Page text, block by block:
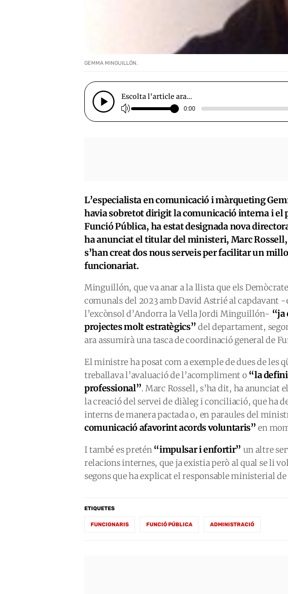
GEMMA MINGUILLÓN.
Escolta l'article ara…
0:00
L’especialista en comunicació i màrqueting
havia sobretot dirigit la comunicació interna i el
Funció Pública, ha estat designada nova
ha anunciat el titular del ministeri, Marc
s’han creat dos nous serveis per facilitar un
funcionariat.
Minguillón, que va anar a la llista que els
comunals del 2023 amb David Astrié al capdavant
l’excònsol d’Andorra la Vella Jordi Minguillón- “ja
projectes molt estratègics”del departament,
ara assumirà una tasca de coordinació general de
El ministre ha posat com a exemple de dues de les
treballava l’avaluació de l’acompliment o“la
professional”. Marc Rossell, s’ha dit, ha anunciat
la creació del servei de diàleg i conciliació, que ha
interns de manera pactada o, en paraules del
comunicació afavorint acords voluntaris”en
I també es pretén“impulsar i enfortir” un altre
relacions internes, que ja existia però al qual se li
segons que ha explicat el responsable ministerial
ETIQUETES
FUNCIONARIS FUNCIÓ PÚBLICA ADMINISTRACIÓ